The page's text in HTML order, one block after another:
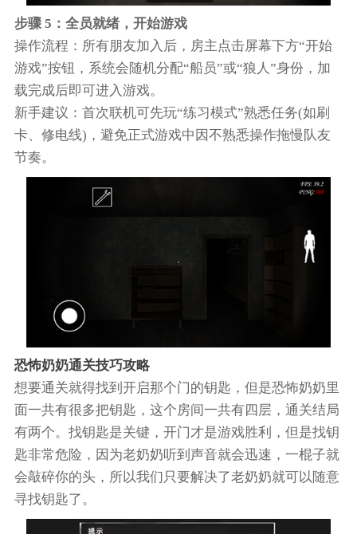
步骤 5：全员就绪，开始游戏
操作流程：所有朋友加入后，房主点击屏幕下方“开始
游戏”按钮，系统会随机分配“船员”或“狼人”身份，加
载完成后即可进入游戏。
新手建议：首次联机可先玩“练习模式”熟悉任务(如刷
卡、修电线)，避免正式游戏中因不熟悉操作拖慢队友
节奏。
恐怖奶奶通关技巧攻略
想要通关就得找到开启那个门的钥匙，但是恐怖奶奶里
面一共有很多把钥匙，这个房间一共有四层，通关结局
有两个。找钥匙是关键，开门才是游戏胜利，但是找钥
匙非常危险，因为老奶奶听到声音就会迅速，一棍子就
会敲碎你的头，所以我们只要解决了老奶奶就可以随意
寻找钥匙了。